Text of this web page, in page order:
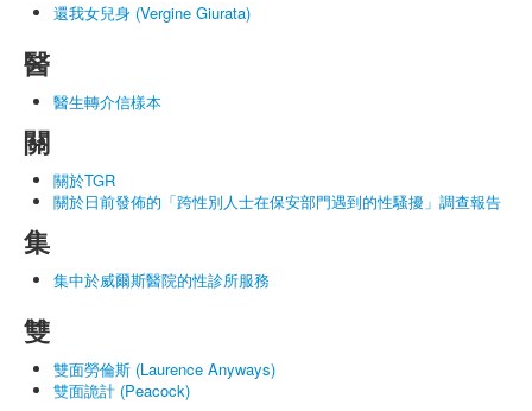
還我女兒身 (Vergine Giurata)
醫
醫生轉介信樣本
關
關於TGR
關於日前發佈的「跨性別人士在保安部門遇到的性騷擾」調查報告
集
集中於威爾斯醫院的性診所服務
雙
雙面勞倫斯 (Laurence Anyways)
雙面詭計 (Peacock)